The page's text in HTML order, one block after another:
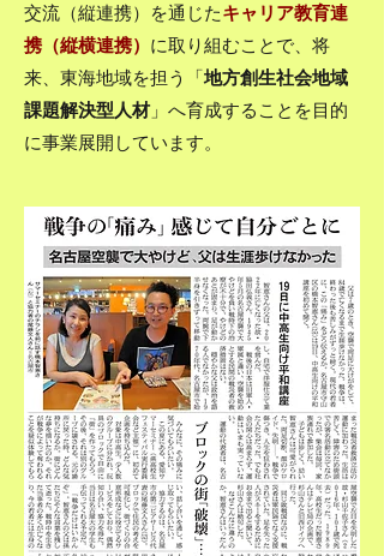
交流（縦連携）を通じたキャリア教育連
携（縦横連携） に取り組むことで、将
来、東海地域を担う「地方創生社会地域
課題解決型人材」へ育成することを目的
に事業展開しています。